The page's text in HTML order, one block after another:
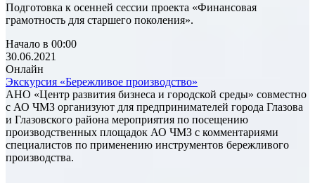
Подготовка к осенней сессии проекта «Финансовая
грамотность для старшего поколения».
Начало в 00:00
30.06.2021
Онлайн
Экскурсия «Бережливое производство»
АНО «Центр развития бизнеса и городской среды» совместно
с АО ЧМЗ организуют для предпринимателей города Глазова
и Глазовского района мероприятия по посещению
производственных площадок АО ЧМЗ с комментариями
специалистов по применению инструментов бережливого
производства.